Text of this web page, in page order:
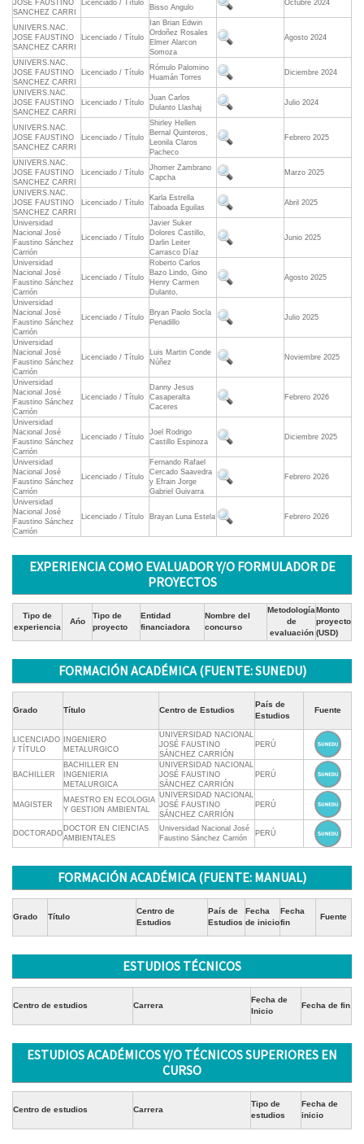
JOSE FAUSTINO
SANCHEZ CARRI
Licenciado / Título
Bisso Angulo
Octubre 2024
UNIVERS.NAC.
JOSE FAUSTINO
SANCHEZ CARRI
Licenciado / Título
Ian Brian Edwin
Ordoñez Rosales
Elmer Alarcon
Somoza
Agosto 2024
UNIVERS.NAC.
JOSE FAUSTINO
SANCHEZ CARRI
Licenciado / Título
Rómulo Palomino
Huamán Torres
Diciembre 2024
UNIVERS.NAC.
JOSE FAUSTINO
SANCHEZ CARRI
Licenciado / Título
Juan Carlos
Dulanto Llashaj
Julio 2024
UNIVERS.NAC.
JOSE FAUSTINO
SANCHEZ CARRI
Licenciado / Título
Shirley Hellen
Bernal Quinteros,
Leonila Claros
Pacheco
Febrero 2025
UNIVERS.NAC.
JOSE FAUSTINO
SANCHEZ CARRI
Licenciado / Título
Jhomer Zambrano
Capcha
Marzo 2025
UNIVERS.NAC.
JOSE FAUSTINO
SANCHEZ CARRI
Licenciado / Título
Karla Estrella
Taboada Eguilas
Abril 2025
Universidad
Nacional José
Faustino Sánchez
Carrión
Licenciado / Título
Javier Suker
Dolores Castillo,
Darlin Leiter
Carrasco Díaz
Junio 2025
Universidad
Nacional José
Faustino Sánchez
Carrión
Licenciado / Título
Roberto Carlos
Bazo Lindo, Gino
Henry Carmen
Dulanto,
Agosto 2025
Universidad
Nacional José
Faustino Sánchez
Carrión
Licenciado / Título
Bryan Paolo Socla
Penadillo
Julio 2025
Universidad
Nacional José
Faustino Sánchez
Carrión
Licenciado / Título
Luis Martin Conde
Núñez
Noviembre 2025
Universidad
Nacional José
Faustino Sánchez
Carrión
Licenciado / Título
Danny Jesus
Casaperalta
Caceres
Febrero 2026
Universidad
Nacional José
Faustino Sánchez
Carrión
Licenciado / Título
Joel Rodrigo
Castillo Espinoza
Diciembre 2025
Universidad
Nacional José
Faustino Sánchez
Carrión
Licenciado / Título
Fernando Rafael
Cercado Saavedra
y Efrain Jorge
Gabriel Guivarra
Febrero 2026
Universidad
Nacional José
Faustino Sánchez
Carrión
Licenciado / Título Brayan Luna Estela Febrero 2026
EXPERIENCIA COMO EVALUADOR Y/O FORMULADOR DE
PROYECTOS
Tipo de
experiencia
Ańo
Tipo de
proyecto
Entidad
financiadora
Nombre del
concurso
Metodología
de
evaluación
Monto
proyecto
(USD)
FORMACIÓN ACADÉMICA (FUENTE: SUNEDU)
Grado Título Centro de Estudios
País de
Estudios
Fuente
LICENCIADO
/ TÍTULO
INGENIERO
METALURGICO
UNIVERSIDAD NACIONAL
JOSÉ FAUSTINO
SÁNCHEZ CARRIÓN
PERÚ
BACHILLER
BACHILLER EN
INGENIERIA
METALURGICA
UNIVERSIDAD NACIONAL
JOSÉ FAUSTINO
SÁNCHEZ CARRIÓN
PERÚ
MAGISTER
MAESTRO EN ECOLOGIA
Y GESTION AMBIENTAL
UNIVERSIDAD NACIONAL
JOSÉ FAUSTINO
SÁNCHEZ CARRIÓN
PERÚ
DOCTORADO
DOCTOR EN CIENCIAS
AMBIENTALES
Universidad Nacional José
Faustino Sánchez Carrión
PERÚ
FORMACIÓN ACADÉMICA (FUENTE: MANUAL)
Grado Título
Centro de
Estudios
País de
Estudios
Fecha
de inicio
Fecha
fin
Fuente
ESTUDIOS TÉCNICOS
Centro de estudios Carrera
Fecha de
Inicio
Fecha de fin
ESTUDIOS ACADÉMICOS Y/O TÉCNICOS SUPERIORES EN
CURSO
Centro de estudios Carrera
Tipo de
estudios
Fecha de
inicio